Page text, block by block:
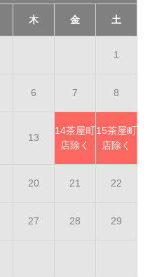
木 金 土
1
6 7 8
13
14茶屋町
店除く
15茶屋町
店除く
20 21 22
27 28 29